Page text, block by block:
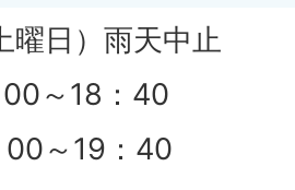
曜日）雨天中止
00～18：40
00～19：40